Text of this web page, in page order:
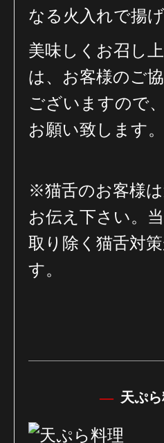
なる火入れで揚
美味しくお召し
は、お客様のご
ございますので、
お願い致します。
※猫舌のお客様
お伝え下さい。
取り除く猫舌対
す。
天ぷ